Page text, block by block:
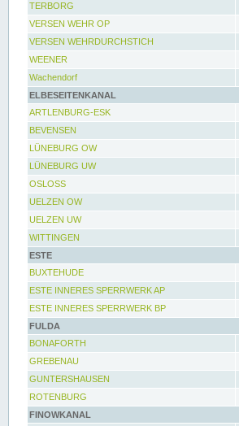
TERBORG
VERSEN WEHR OP
VERSEN WEHRDURCHSTICH
WEENER
Wachendorf
ELBESEITENKANAL
ARTLENBURG-ESK
BEVENSEN
LÜNEBURG OW
LÜNEBURG UW
OSLOSS
UELZEN OW
UELZEN UW
WITTINGEN
ESTE
BUXTEHUDE
ESTE INNERES SPERRWERK AP
ESTE INNERES SPERRWERK BP
FULDA
BONAFORTH
GREBENAU
GUNTERSHAUSEN
ROTENBURG
FINOWKANAL